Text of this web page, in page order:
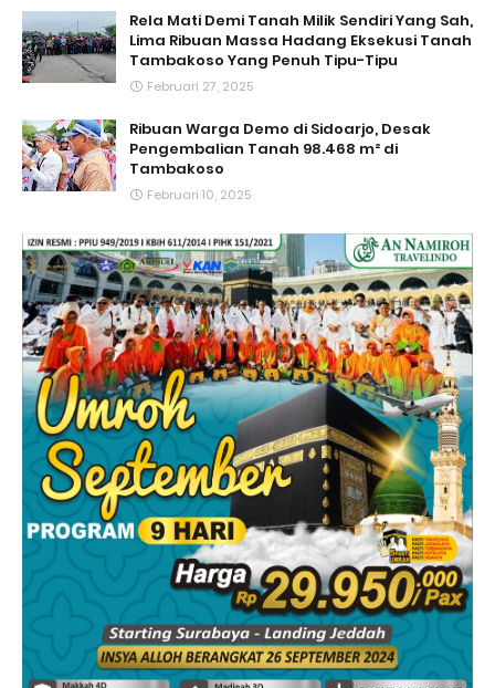
Rela Mati Demi Tanah Milik Sendiri Yang Sah,
Lima Ribuan Massa Hadang Eksekusi Tanah
Tambakoso Yang Penuh Tipu-Tipu
Februari 27, 2025
Ribuan Warga Demo di Sidoarjo, Desak
Pengembalian Tanah 98.468 m² di
Tambakoso
Februari 10, 2025